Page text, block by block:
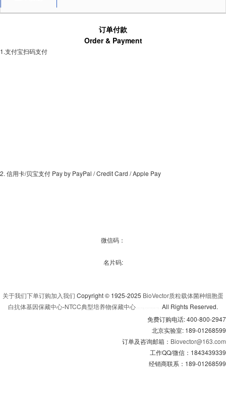
订单付款
Order & Payment
1.支付宝扫码支付
2. 信用卡/贝宝支付 Pay by PayPal / Credit Card / Apple Pay
微信码：
名片码:
关于我们下单订购加入我们 Copyright © 1925-2025 BioVector质粒载体菌种细胞蛋
白抗体基因保藏中心-NTCC典型培养物保藏中心
All Rights Reserved.
免费订购电话: 400-800-2947
北京实验室: 189-01268599
订单及咨询邮箱： Biovector@163.com
工作QQ/微信：1843439339
经销商联系：189-01268599